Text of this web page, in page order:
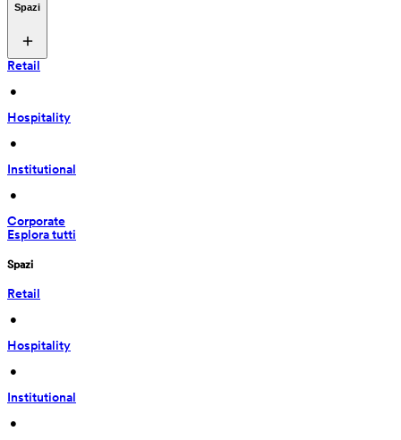
Spazi
Retail
•
Hospitality
•
Institutional
•
Corporate
Esplora tutti
Spazi
Retail
•
Hospitality
•
Institutional
•